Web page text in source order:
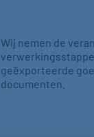
Wij nemen de
geëxporteerde
documenten.